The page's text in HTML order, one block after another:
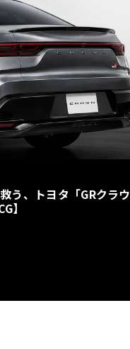
う、トヨタ「GRクラウ
】